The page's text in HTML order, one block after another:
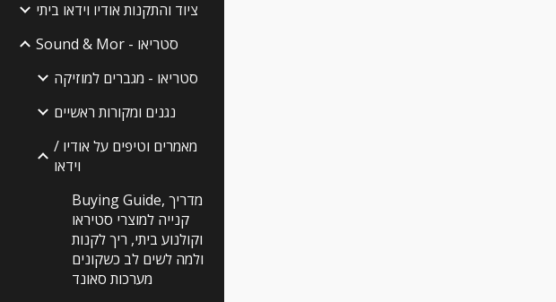
ציוד והתקנות אודיו וידאו ביתי
Sound & Mor - סטריאו
סטריאו - מגברים למוזיקה
נגנים ומקורות ראשיים
מאמרים וטיפים על אודיו /
וידאו
Buying Guide, מדריך
קנייה למוצרי סטיראו
וקולנוע ביתי, ריך לקנות
ולמה לשים לב כשקונים
מערכות סאונד